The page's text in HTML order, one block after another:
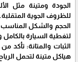
الجودة ومتينة مثل
للظروف الجوية المتقلبة.
الحجم والشكل
لتغطية السيارة بالكامل
الثبات والمتانة:
هياكل متينة لتحمل